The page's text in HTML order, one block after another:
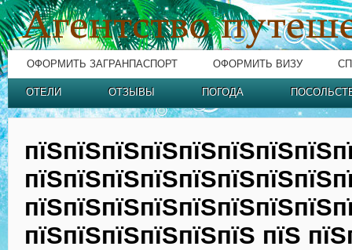
ОФОРМИТЬ ЗАГРАНПАСПОРТ ОФОРМИТЬ ВИЗУ
ОТЕЛИ ОТЗЫВЫ ПОГОДА
пїЅпїЅпїЅпїЅпїЅпїЅ пїЅ